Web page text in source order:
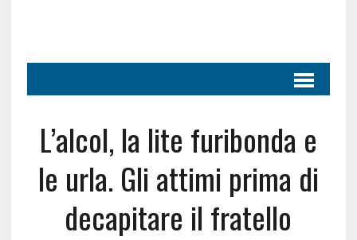
L’alcol, la lite furibonda e
le urla. Gli attimi prima di
decapitare il fratello